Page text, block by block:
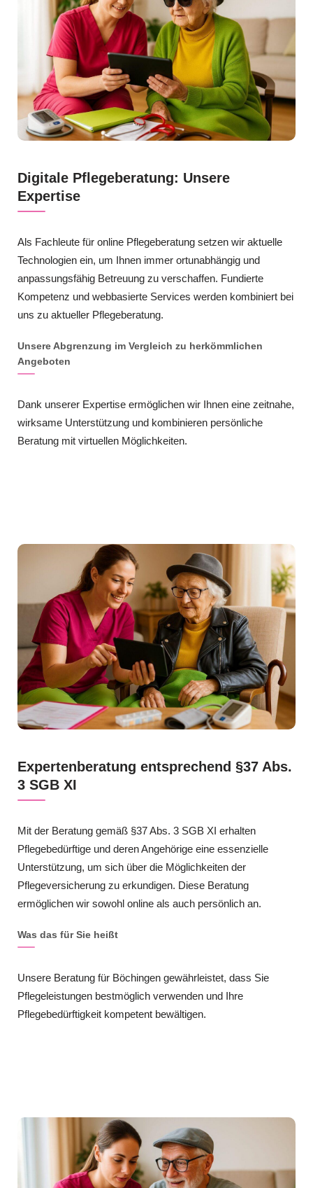
Digitale Pflegeberatung: Unsere
Expertise
Als Fachleute für online Pflegeberatung setzen wir aktuelle
Technologien ein, um Ihnen immer ortunabhängig und
anpassungsfähig Betreuung zu verschaffen. Fundierte
Kompetenz und webbasierte Services werden kombiniert bei
uns zu aktueller Pflegeberatung.
Unsere Abgrenzung im Vergleich zu herkömmlichen
Angeboten
Dank unserer Expertise ermöglichen wir Ihnen eine zeitnahe,
wirksame Unterstützung und kombinieren persönliche
Beratung mit virtuellen Möglichkeiten.
Expertenberatung entsprechend §37 Abs.
3 SGB XI
Mit der Beratung gemäß §37 Abs. 3 SGB XI erhalten
Pflegebedürftige und deren Angehörige eine essenzielle
Unterstützung, um sich über die Möglichkeiten der
Pflegeversicherung zu erkundigen. Diese Beratung
ermöglichen wir sowohl online als auch persönlich an.
Was das für Sie heißt
Unsere Beratung für Böchingen gewährleistet, dass Sie
Pflegeleistungen bestmöglich verwenden und Ihre
Pflegebedürftigkeit kompetent bewältigen.